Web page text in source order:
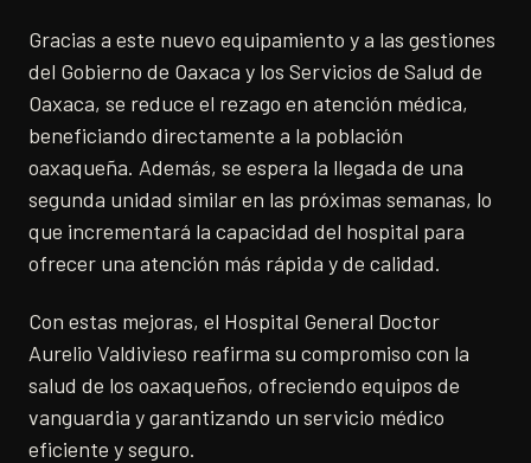
Gracias a este nuevo equipamiento y a las gestiones
del Gobierno de Oaxaca y los Servicios de Salud de
Oaxaca, se reduce el rezago en atención médica,
beneficiando directamente a la población
oaxaqueña. Además, se espera la llegada de una
segunda unidad similar en las próximas semanas, lo
que incrementará la capacidad del hospital para
ofrecer una atención más rápida y de calidad.
Con estas mejoras, el Hospital General Doctor
Aurelio Valdivieso reafirma su compromiso con la
salud de los oaxaqueños, ofreciendo equipos de
vanguardia y garantizando un servicio médico
eficiente y seguro.